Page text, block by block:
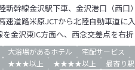
新幹線金沢駅下車、金沢港口（西口
速道路米原JCTから北陸自動車道に
を金沢東IC方面へ、西念交差点を右
大浴場があるホテル 宅配サービス
★★★以上 ★★★★以上
最寄り